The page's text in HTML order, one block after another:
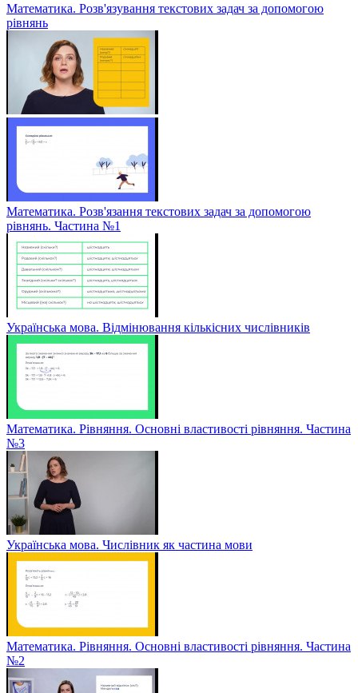
Математика. Розв'язування текстових задач за допомогою
рівнянь
Математика. Розв'язання текстових задач за допомогою
рівнянь. Частина №1
Українська мова. Відмінювання кількісних числівників
Математика. Рівняння. Основні властивості рівняння. Частина
№3
Українська мова. Числівник як частина мови
Математика. Рівняння. Основні властивості рівняння. Частина
№2